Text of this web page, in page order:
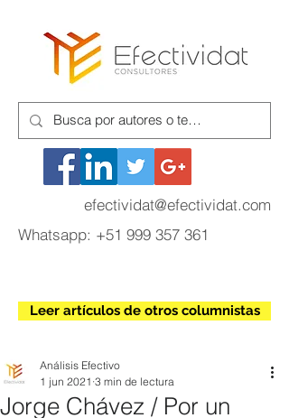
efectividat@efectividat.com
Whatsapp: +51 999 357 361
Leer artículos de otros columnistas
Jorge Chávez / Por un
Análisis Efectivo
1 jun 2021 3 min de lectura